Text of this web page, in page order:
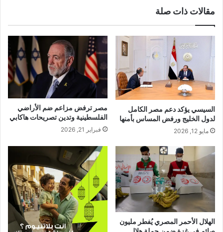
مقالات ذات صلة
السيسي يؤكد دعم مصر الكامل
لدول الخليج ورفض المساس بأمنها
مايو 12, 2026
مصر ترفض مزاعم ضم الأراضي
الفلسطينية وتدين تصريحات هاكابي
فبراير 21, 2026
الهلال الأحمر المصري يُفطر مليون